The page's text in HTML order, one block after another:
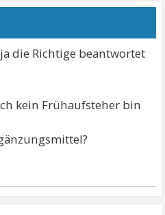
die Richtige beantwortet
kein Frühaufsteher bin